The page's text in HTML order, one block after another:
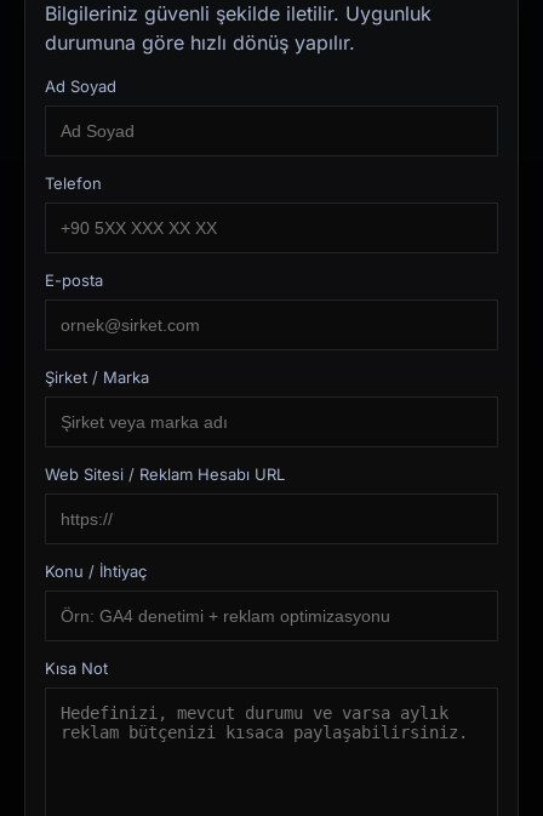
Bilgileriniz güvenli şekilde iletilir. Uygunluk
durumuna göre hızlı dönüş yapılır.
Ad Soyad
Telefon
E-posta
Şirket / Marka
Web Sitesi / Reklam Hesabı URL
Konu / İhtiyaç
Kısa Not